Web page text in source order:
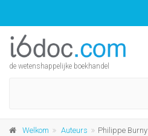
de wetenshappelijke boekhandel
Welkom Auteurs Philippe Burny